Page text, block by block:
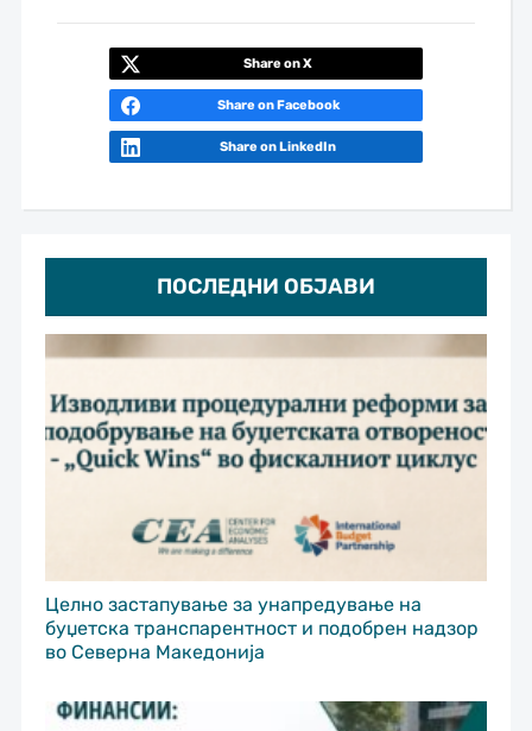
ПОСЛЕДНИ ОБЈАВИ
Целно застапување за унапредување на
буџетска транспарентност и подобрен надзор
во Северна Македонија
Share on X
Share on Facebook
Share on LinkedIn